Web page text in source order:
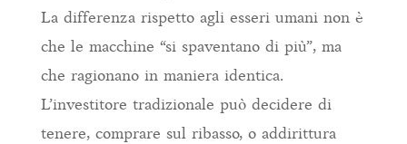
La differenza rispetto agli esseri umani non è
che le macchine “si spaventano di più”, ma
che ragionano in maniera identica.
L’investitore tradizionale può decidere di
tenere, comprare sul ribasso, o addirittura